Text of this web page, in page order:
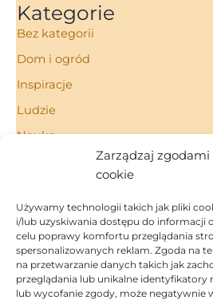
Zarządzaj
cookie
Używamy technologii takich jak pliki
i/lub uzyskiwania dostępu do informacji
celu poprawy komfortu przeglądania
spersonalizowanych reklam. Zgoda na
na przetwarzanie danych takich jak
przeglądania lub unikalne identyfikatory
lub wycofanie zgody, może negatywnie
Kategorie
Bez kategorii
Dom i ogród
Inspiracje
Ludzie
Nauka
Strona Główna
Regulamin
Polityka Prywatności